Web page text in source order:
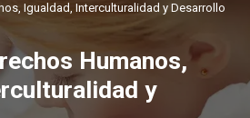
Igualdad, Interculturalidad y Desarrollo
Humanos,
y